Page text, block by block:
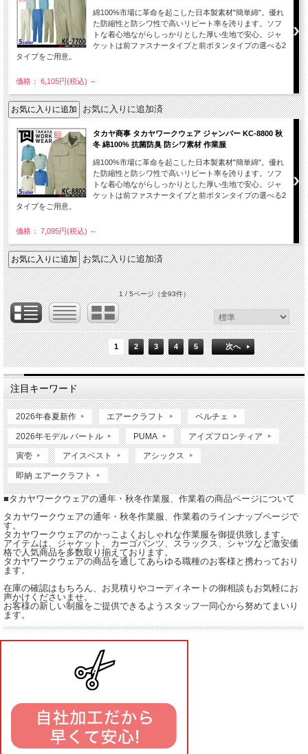
綿100%市場に革命を起こした日本製素材"簡単綿"。優れ
た防縮性と防シワ性で高いリピート率を誇ります。ソフ
トな着心地ながらしっかりとした厚い生地で安心。ジャ
ケットは前ファスナータイプと前ボタンタイプの選べる2
タイプをご用意。
価格： 6,105円(税込) ～
お気に入りに追加済
タカヤ商事 タカヤワークウェア ジャンパー KC-8800 秋
冬 綿100% 抗菌防臭 防シワ素材 作業服
綿100%市場に革命を起こした日本製素材"簡単綿"。優れ
た防縮性と防シワ性で高いリピート率を誇ります。ソフ
トな着心地ながらしっかりとした厚い生地で安心。ジャ
ケットは前ファスナータイプと前ボタンタイプの選べる2
タイプをご用意。
価格： 7,095円(税込) ～
お気に入りに追加済
1 / 5ページ（全93件）
1 2 3 4 5 次へ
注目キーワード
2026年春夏新作 エアークラフト ペルチェ
2026年モデル バートル PUMA アイズフロンティア
寅壱 アイスベスト アシックス
即納 エアークラフト
■タカヤワークウェアの通年・秋冬作業服、作業着の商品ページについて
タカヤワークウェアの通年・秋冬作業服、作業着のラインナップページで
す。
タカヤワークウェアのかっこよくおしゃれな作業服を御提供致します。
アイテムは、ジャケット、カーゴパンツ、スラックス、シャツなど激安価
格で人気商品を多数取り揃えております。
タカヤワークウェアの商品を通してあらゆる職種のお客様と携わっており
ます。
在庫の確認はもちろん、お見積りやコーディネートの御相談もお気軽にお
声かけくださいませ。
お客様の新しい制服をご提供できるようスタッフ一同心から努めてまいり
ます。